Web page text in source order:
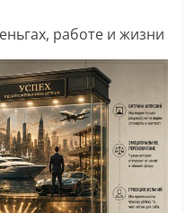
работе и жизни